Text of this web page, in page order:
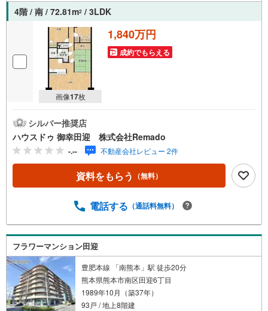
見！内覧ツアー】熊本県全域の気になる物件を全て当社で
ご内覧いただけます 見学されたい物件を1日で内覧可能 窓
口を一つに絞れるから、手間も時間もかかりません。全国7
00店舗以上展開！ハウスドゥだからこその豊富な物件数・
情報量で理想の暮らしを叶えます！
4階 / 南 / 72.81m2 / 3LDK
画像17枚
1,840万円
成約でもらえる
シルバー推奨店
ハウスドゥ 御幸田迎 株式会社Remado
-.-- 不動産会社レビュー 2件
資料をもらう （無料）
電話する （通話料無料）
フラワーマンション田迎
豊肥本線 「南熊本」駅 徒歩20分
熊本県熊本市南区田迎6丁目
1989年10月（築37年）
93戸 / 地上8階建